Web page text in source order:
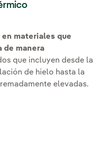
materiales que
de manera
que incluyen desde la
de hielo hasta la
elevadas.